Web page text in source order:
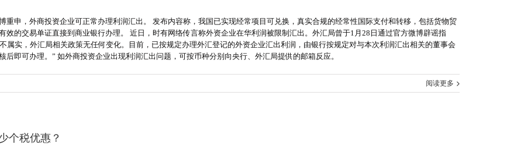
重申，外商投资企业可正常办理利润汇出。 发布内容称，我国已实现经常项目可兑换，真实合规的经常性国际支付和转移，包括货物贸
效的交易单证直接到商业银行办理。 近日，时有网络传言称外资企业在华利润被限制汇出。外汇局曾于1月28日通过官方微博辟谣指
属实，外汇局相关政策无任何变化。目前，已按规定办理外汇登记的外资企业汇出利润，由银行按规定对与本次利润汇出相关的董事会
即可办理。” 如外商投资企业出现利润汇出问题，可按币种分别向央行、外汇局提供的邮箱反应。
阅读更多
个税优惠？